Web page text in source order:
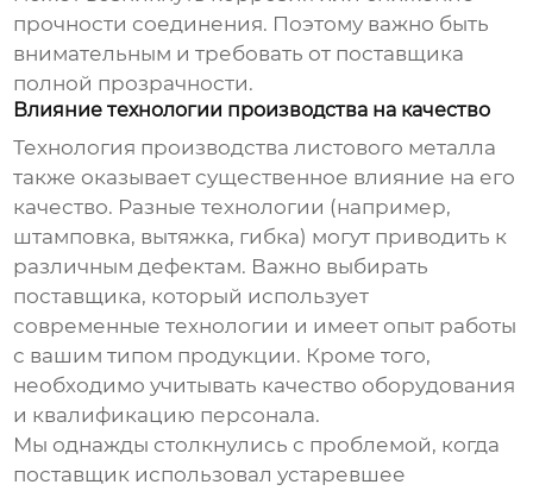
прочности соединения. Поэтому важно быть
внимательным и требовать от поставщика
полной прозрачности.
Влияние технологии производства на качество
Технология производства листового металла
также оказывает существенное влияние на его
качество. Разные технологии (например,
штамповка, вытяжка, гибка) могут приводить к
различным дефектам. Важно выбирать
поставщика, который использует
современные технологии и имеет опыт работы
с вашим типом продукции. Кроме того,
необходимо учитывать качество оборудования
и квалификацию персонала.
Мы однажды столкнулись с проблемой, когда
поставщик использовал устаревшее